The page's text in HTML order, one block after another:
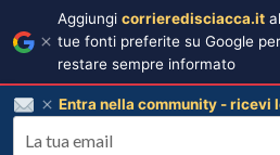
Aggiungi corrieredisciacca.it
tue fonti preferite su Google per
restare sempre informato
Entra nella community - ricevi